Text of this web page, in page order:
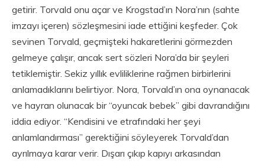
getirir. Torvald onu açar ve Krogstad’ın Nora’nın (sahte
imzayı içeren) sözleşmesini iade ettiğini keşfeder. Çok
sevinen Torvald, geçmişteki hakaretlerini görmezden
gelmeye çalışır, ancak sert sözleri Nora’da bir şeyleri
tetiklemiştir. Sekiz yıllık evliliklerine rağmen birbirlerini
anlamadıklarını belirtiyor. Nora, Torvald’ın ona oynanacak
ve hayran olunacak bir “oyuncak bebek” gibi davrandığını
iddia ediyor. “Kendisini ve etrafındaki her şeyi
anlamlandırması” gerektiğini söyleyerek Torvald’dan
ayrılmaya karar verir. Dışarı çıkıp kapıyı arkasından